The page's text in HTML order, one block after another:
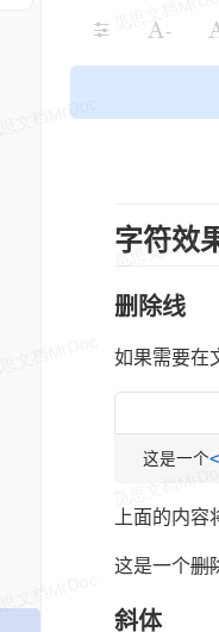
-
字符效
删除线
如果需要在
这是一个
上面的内容
这是一个删
斜体